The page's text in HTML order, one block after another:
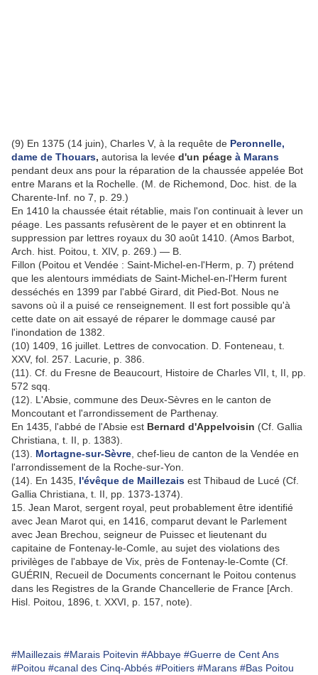
(9) En 1375 (14 juin), Charles V, à la requête de Peronnelle,
dame de Thouars, autorisa la levée d'un péage à Marans
pendant deux ans pour la réparation de la chaussée appelée Bot
entre Marans et la Rochelle. (M. de Richemond, Doc. hist. de la
Charente-Inf. no 7, p. 29.)
En 1410 la chaussée était rétablie, mais l'on continuait à lever un
péage. Les passants refusèrent de le payer et en obtinrent la
suppression par lettres royaux du 30 août 1410. (Amos Barbot,
Arch. hist. Poitou, t. XIV, p. 269.) — B.
Fillon (Poitou et Vendée : Saint-Michel-en-l'Herm, p. 7) prétend
que les alentours immédiats de Saint-Michel-en-l'Herm furent
desséchés en 1399 par l'abbé Girard, dit Pied-Bot. Nous ne
savons où il a puisé ce renseignement. Il est fort possible qu'à
cette date on ait essayé de réparer le dommage causé par
l'inondation de 1382.
(10) 1409, 16 juillet. Lettres de convocation. D. Fonteneau, t.
XXV, fol. 257. Lacurie, p. 386.
(11). Cf. du Fresne de Beaucourt, Histoire de Charles VII, t, II, pp.
572 sqq.
(12). L'Absie, commune des Deux-Sèvres en le canton de
Moncoutant et l'arrondissement de Parthenay.
En 1435, l'abbé de l'Absie est Bernard d'Appelvoisin (Cf. Gallia
Christiana, t. II, p. 1383).
(13). Mortagne-sur-Sèvre , chef-lieu de canton de la Vendée en
l'arrondissement de la Roche-sur-Yon.
(14). En 1435, l'évêque de Maillezais est Thibaud de Lucé (Cf.
Gallia Christiana, t. II, pp. 1373-1374).
15. Jean Marot, sergent royal, peut probablement être identifié
avec Jean Marot qui, en 1416, comparut devant le Parlement
avec Jean Brechou, seigneur de Puissec et lieutenant du
capitaine de Fontenay-le-Comle, au sujet des violations des
privilèges de l'abbaye de Vix, près de Fontenay-le-Comte (Cf.
GUÉRIN, Recueil de Documents concernant le Poitou contenus
dans les Registres de la Grande Chancellerie de France [Arch.
Hisl. Poitou, 1896, t. XXVI, p. 157, note).
#Maillezais #Marais Poitevin #Abbaye #Guerre de Cent Ans
#Poitou #canal des Cinq-Abbés #Poitiers #Marans #Bas Poitou